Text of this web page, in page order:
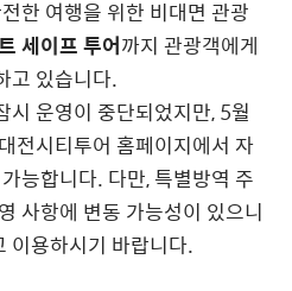
한 여행을 위한 비대면 관광
세이프 투어까지 관광객에게
고 있습니다.
운영이 중단되었지만, 5월
전시티투어 홈페이지에서 자
능합니다. 다만, 특별방역 주
사항에 변동 가능성이 있으니
이용하시기 바랍니다.